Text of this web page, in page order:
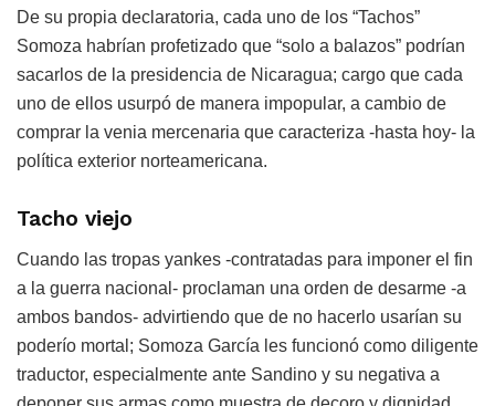
De su propia declaratoria, cada uno de los “Tachos”
Somoza habrían profetizado que “solo a balazos” podrían
sacarlos de la presidencia de Nicaragua; cargo que cada
uno de ellos usurpó de manera impopular, a cambio de
comprar la venia mercenaria que caracteriza -hasta hoy- la
política exterior norteamericana.
Tacho viejo
Cuando las tropas yankes -contratadas para imponer el fin
a la guerra nacional- proclaman una orden de desarme -a
ambos bandos- advirtiendo que de no hacerlo usarían su
poderío mortal; Somoza García les funcionó como diligente
traductor, especialmente ante Sandino y su negativa a